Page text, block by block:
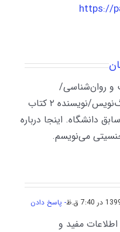
https://
و روان‌شناسی/
ریاضی‌خوانده/وبلاگ‌نویس/نویسنده ۲ کتاب
دانشگاه. اینجا درباره
می‌نویسم.
- پاسخ دادن
مفید و